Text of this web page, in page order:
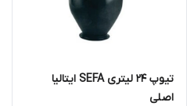
تیوپ 24 لیتری SEFA ایتالیا
اصلی